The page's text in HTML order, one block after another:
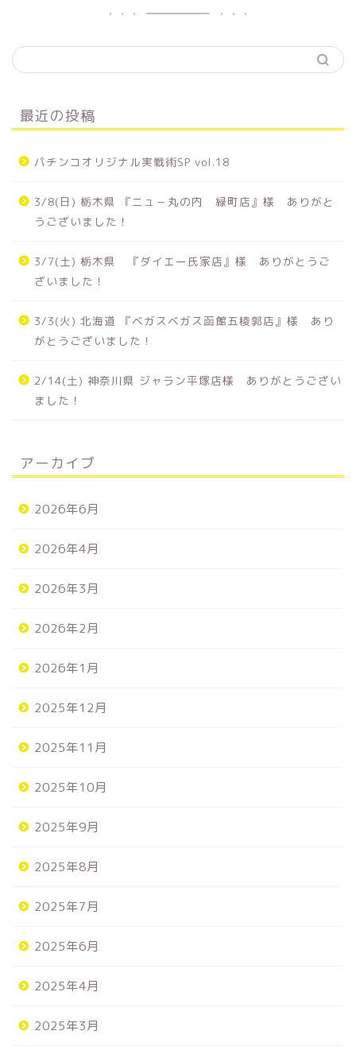
最近の投稿
パチンコオリジナル実戦術SP vol.18
3/8(日) 栃木県 『ニュ－丸の内 緑町店』様 ありがと
うございました！
3/7(土) 栃木県 『ダイエー氏家店』様 ありがとうご
ざいました！
3/3(火) 北海道 『ベガスベガス函館五稜郭店』様 あり
がとうございました！
2/14(土) 神奈川県 ジャラン平塚店様 ありがとうござい
ました！
アーカイブ
2026年6月
2026年4月
2026年3月
2026年2月
2026年1月
2025年12月
2025年11月
2025年10月
2025年9月
2025年8月
2025年7月
2025年6月
2025年4月
2025年3月